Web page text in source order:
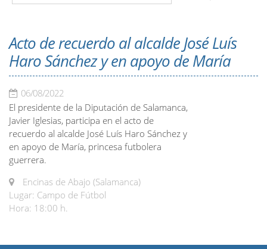
Acto de recuerdo al alcalde José Luís
Haro Sánchez y en apoyo de María
06/08/2022
El presidente de la Diputación de Salamanca,
Javier Iglesias, participa en el acto de
recuerdo al alcalde José Luís Haro Sánchez y
en apoyo de María, princesa futbolera
guerrera.
Encinas de Abajo (Salamanca)
Lugar: Campo de Fútbol
Hora: 18:00 h.